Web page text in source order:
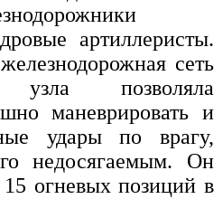
артиллеристы.
сеть
узла позволяла
маневрировать и
удары по врагу,
недосягаемым. Он
огневых позиций в